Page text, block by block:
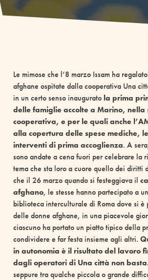
Le mimose che l’8 marzo Issam ha
afghane ospitate dalla cooperativa Una
in un certo senso inauguratola prima
delle famiglie accolte a Marino, nella
cooperativa, e per le quali anche
alla copertura delle spese mediche,
interventi di prima accoglienza. A
sono andate a cena fuori per celebrare la
tema che sta loro a cuore quello dei diritti
che il 26 marzo quando si festeggiava il
afghano, le stesse hanno partecipato a
biblioteca interculturale di Roma dove si
delle donne afghane, in una piacevole
ciascuno ha portato un piatto tipico della
condividere e far festa insieme agli altri.
in autonomia è il risultato del lavoro
dagli operatori di Una città non
seppure tra qualche piccola o grande